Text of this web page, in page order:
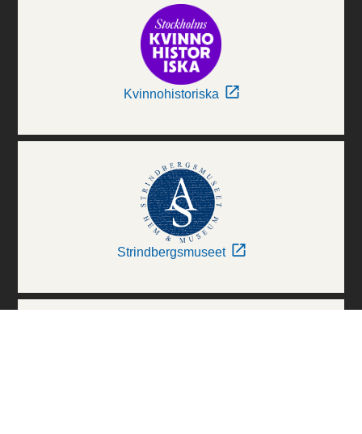
Kvinnohistoriska
Strindbergsmuseet